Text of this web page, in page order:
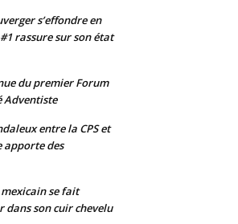
s’effondre en
rassure sur son état
du premier Forum
Adventiste
entre la CPS et
apporte des
se fait
dans son cuir chevelu